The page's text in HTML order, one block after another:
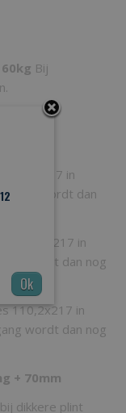
60kg Bij
100x217 in
wordt dan
104,2x217 in
wordt dan nog
110,2x217 in
wordt dan nog
+ 70mm
dikkere plint
Ok